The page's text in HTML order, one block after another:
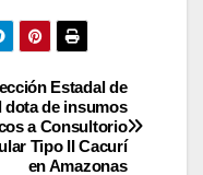
Estadal de
dota de insumos
a Consultorio
Tipo II Cacurí
en Amazonas